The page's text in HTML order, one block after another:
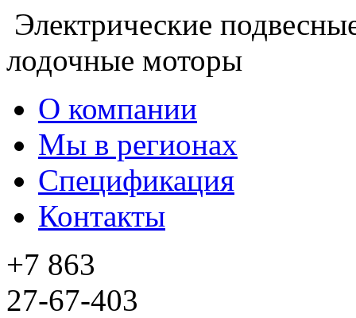
Электрические
лодочные моторы
О компании
Мы в регионах
Спецификация
Контакты
+7 863
27-67-403